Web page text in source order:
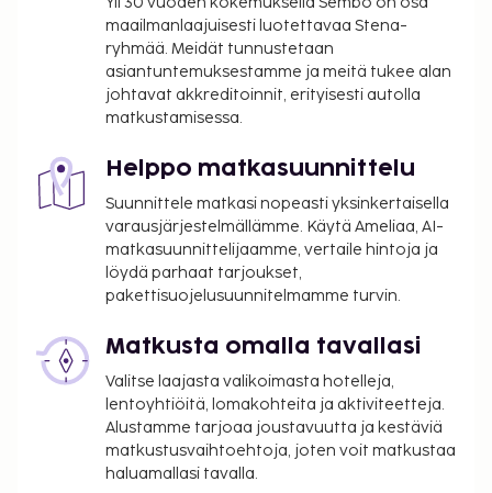
internetyhteys, concierge-palvelut ja
myyntiautomaatti. Tämä hotelli tarjoaa
asiakkailleen 2 ravintolaa. Palveluihin kuuluu myös
huonepalvelu (rajoitettuina aikoina) ja kahvila. Päätä
päiväsi nauttimalla muutama drinkki baarissa.
klo 7.30–12.30. Oman luokitusjärjestelmämme
tarjoama majoituspaikan taso perustuu
majoituspaikan tyyppiin, palveluihin ja
mukavuuksiin.
Maksu buffetaamiaisesta: noin 38 CNY aikuisille
ja 38 CNY lapsille
Yllä oleva luettelo ei ehkä kata kaikkea. Maksut ja
takuumaksut eivät välttämättä sisällä veroja, ja ne
saattavat muuttua.
Vain sisäänkirjautuneet asiakkaat saavat
oleskella huoneissa.
maailmanlaajuisesti luotettavaa Stena-
ryhmää. Meidät tunnustetaan
asiantuntemuksestamme ja meitä tukee alan
johtavat akkreditoinnit, erityisesti autolla
matkustamisessa.
Helppo matkasuunnittelu
Suunnittele matkasi nopeasti yksinkertaisella
varausjärjestelmällämme. Käytä Ameliaa, AI-
matkasuunnittelijaamme, vertaile hintoja ja
löydä parhaat tarjoukset,
pakettisuojelusuunnitelmamme turvin.
Matkusta omalla tavallasi
Valitse laajasta valikoimasta hotelleja,
lentoyhtiöitä, lomakohteita ja aktiviteetteja.
Alustamme tarjoaa joustavuutta ja kestäviä
matkustusvaihtoehtoja, joten voit matkustaa
haluamallasi tavalla.